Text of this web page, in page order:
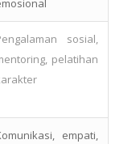
sosial,
pelatihan
empati,